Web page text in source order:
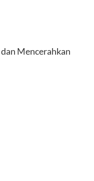
Mencerahkan